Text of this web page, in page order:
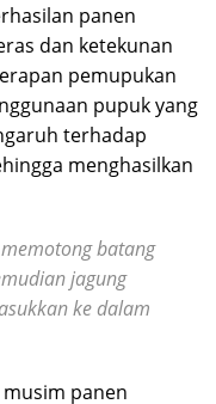
panen
dan ketekunan
pemupukan
pupuk yang
terhadap
menghasilkan
batang
jagung
ke dalam
panen